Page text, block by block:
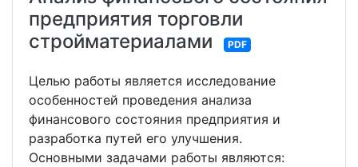
предприятия торговли
стройматериалами
PDF
Целью работы является исследование
особенностей проведения анализа
финансового состояния предприятия и
разработка путей его улучшения.
Основными задачами работы являются: